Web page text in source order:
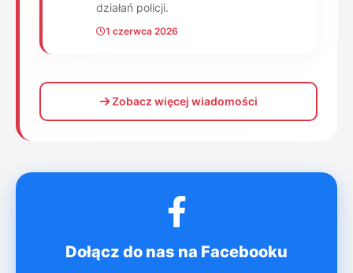
działań policji.
1 czerwca 2026
Zobacz więcej wiadomości
Dołącz do nas na Facebooku